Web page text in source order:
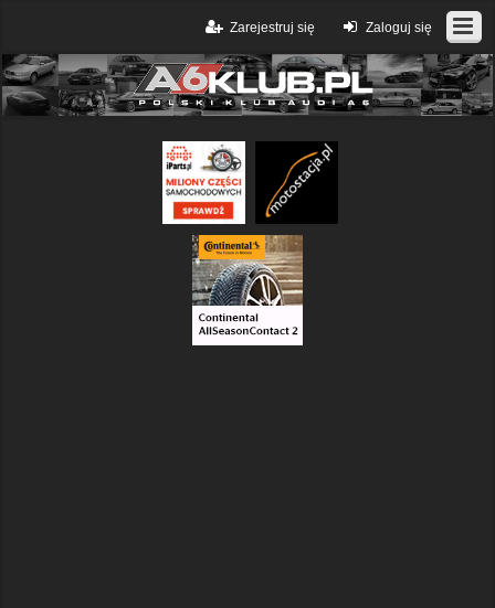
Zaloguj się
Zarejestruj się